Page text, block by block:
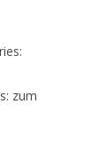
zum